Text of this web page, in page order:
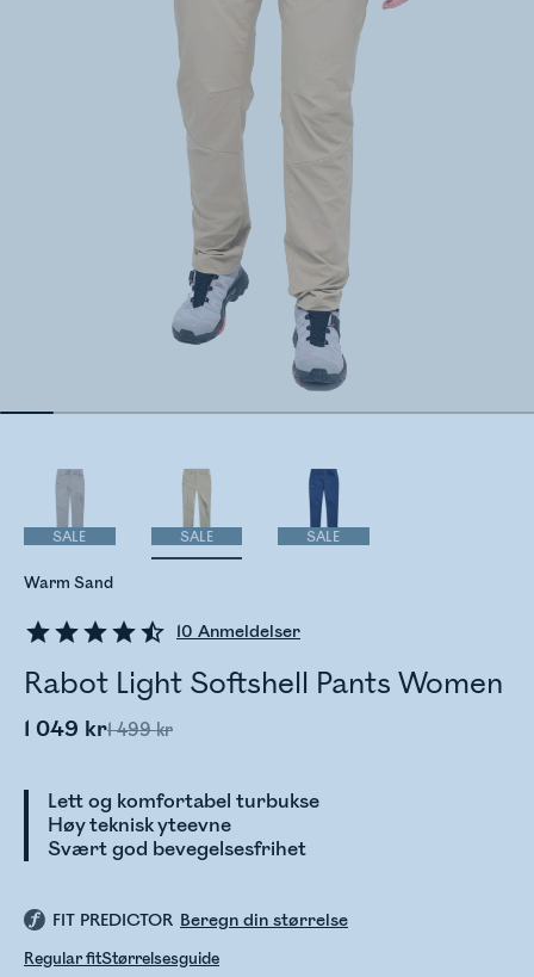
10 Anmeldelser
Rabot Light Softshell Pants Women
1 049 kr1 499 kr
Lett og komfortabel turbukse
Høy teknisk yteevne
Svært god bevegelsesfrihet
Warm Sand
SALE SALE SALE
FIT PREDICTOR Beregn din størrelse
Regular fitStørrelsesguide